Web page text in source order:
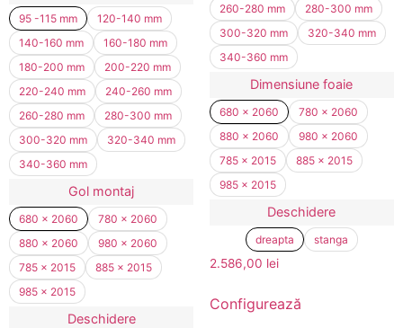
95 -115 mm
120-140 mm
140-160 mm
160-180 mm
180-200 mm
200-220 mm
220-240 mm
240-260 mm
260-280 mm
280-300 mm
300-320 mm
320-340 mm
340-360 mm
Gol montaj
680 x 2060
780 x 2060
880 x 2060
980 x 2060
785 x 2015
885 x 2015
985 x 2015
Deschidere
260-280 mm
280-300 mm
300-320 mm
320-340 mm
340-360 mm
Dimensiune foaie
680 x 2060
780 x 2060
880 x 2060
980 x 2060
785 x 2015
885 x 2015
985 x 2015
Deschidere
dreapta stanga
2.586,00 lei
Configurează